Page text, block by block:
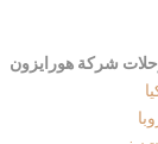
شركة هورايزون